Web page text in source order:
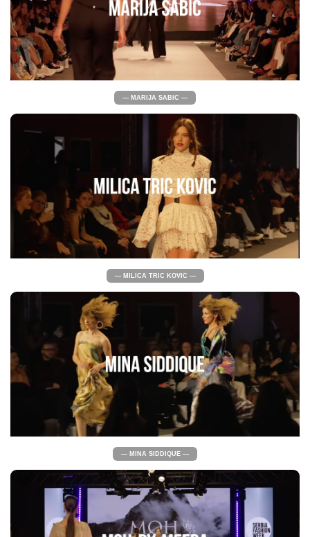
— MARIJA SABIC —
— MILICA TRIC KOVIC —
— MINA SIDDIQUE —